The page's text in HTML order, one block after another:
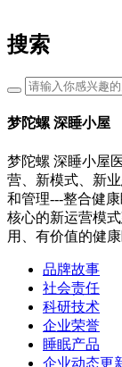
搜索
梦陀螺 深睡小屋
梦陀螺 深睡小屋
营、新模式、新
和管理---整合健
核心的新运营模
用、有价值的健
品牌故事
社会责任
科研技术
企业荣誉
睡眠产品
企业动态更